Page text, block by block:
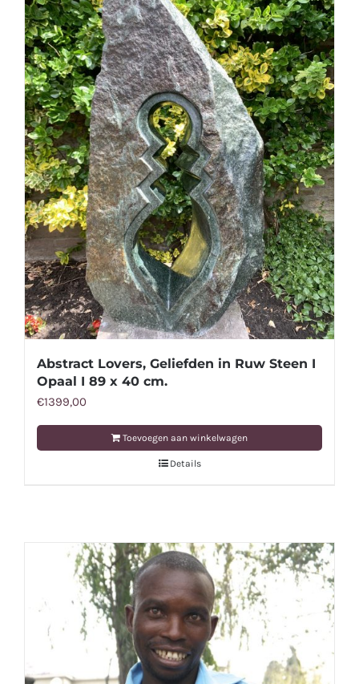
Abstract Lovers, Geliefden in Ruw Steen I
Opaal I 89 x 40 cm.
€1399,00
Toevoegen aan winkelwagen
Details